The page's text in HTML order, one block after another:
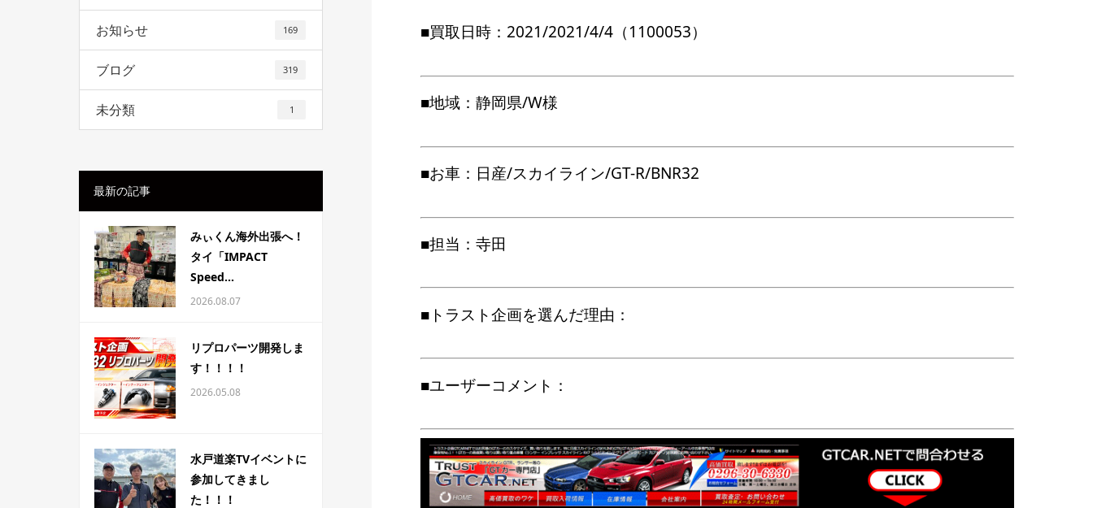
■買取日時：2021/2021/4/4（1100053）
■地域：静岡県/W様
■お車：日産/スカイライン/GT-R/BNR32
■担当：寺田
■トラスト企画を選んだ理由：
■ユーザーコメント：
お知らせ 169
ブログ 319
未分類 1
最新の記事
みぃくん海外出張へ！
タイ「IMPACT
Speed...
2026.08.07
リプロパーツ開発しま
す！！！！
2026.05.08
水戸道楽TVイベントに
参加してきまし
た！！！